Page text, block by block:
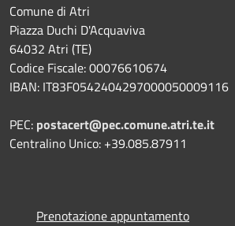
Comune di Atri
Piazza Duchi D'Acquaviva
64032 Atri (TE)
Codice Fiscale: 00076610674
IBAN: IT83F0542404297000050009116
PEC: postacert@pec.comune.atri.te.it
Centralino Unico: +39.085.87911
Prenotazione appuntamento